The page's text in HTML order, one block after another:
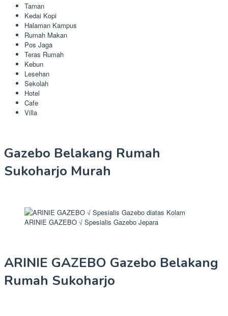
Taman
Kedai Kopi
Halaman Kampus
Rumah Makan
Pos Jaga
Teras Rumah
Kebun
Lesehan
Sekolah
Hotel
Cafe
Villa
Gazebo Belakang Rumah
Sukoharjo Murah
ARINIE GAZEBO √ Spesialis Gazebo Jepara
ARINIE GAZEBO Gazebo Belakang
Rumah Sukoharjo